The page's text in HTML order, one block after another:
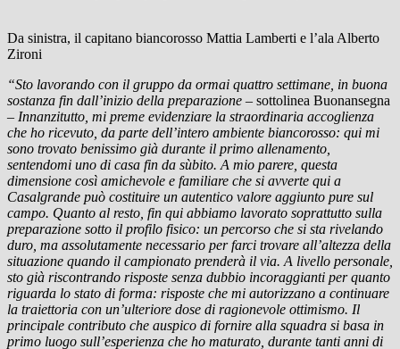
Da sinistra, il capitano biancorosso Mattia Lamberti e l’ala Alberto
Zironi
“Sto lavorando con il gruppo da ormai quattro settimane, in buona
sostanza fin dall’inizio della preparazione – sottolinea Buonansegna
– Innanzitutto, mi preme evidenziare la straordinaria accoglienza
che ho ricevuto, da parte dell’intero ambiente biancorosso: qui mi
sono trovato benissimo già durante il primo allenamento,
sentendomi uno di casa fin da sùbito. A mio parere, questa
dimensione così amichevole e familiare che si avverte qui a
Casalgrande può costituire un autentico valore aggiunto pure sul
campo. Quanto al resto, fin qui abbiamo lavorato soprattutto sulla
preparazione sotto il profilo fisico: un percorso che si sta rivelando
duro, ma assolutamente necessario per farci trovare all’altezza della
situazione quando il campionato prenderà il via. A livello personale,
sto già riscontrando risposte senza dubbio incoraggianti per quanto
riguarda lo stato di forma: risposte che mi autorizzano a continuare
la traiettoria con un’ulteriore dose di ragionevole ottimismo. Il
principale contributo che auspico di fornire alla squadra si basa in
primo luogo sull’esperienza che ho maturato, durante tanti anni di